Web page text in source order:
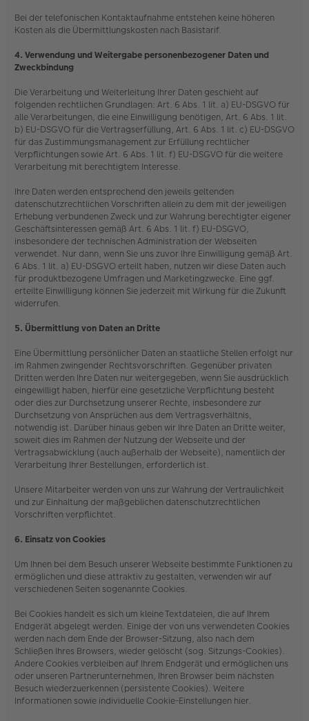
Bei der telefonischen Kontaktaufnahme entstehen keine höheren
Kosten als die Übermittlungskosten nach Basistarif.
4. Verwendung und Weitergabe personenbezogener Daten und
Zweckbindung
Die Verarbeitung und Weiterleitung Ihrer Daten geschieht auf
folgenden rechtlichen Grundlagen: Art. 6 Abs. 1 lit. a) EU-DSGVO für
alle Verarbeitungen, die eine Einwilligung benötigen, Art. 6 Abs. 1 lit.
b) EU-DSGVO für die Vertragserfüllung, Art. 6 Abs. 1 lit. c) EU-DSGVO
für das Zustimmungsmanagement zur Erfüllung rechtlicher
Verpflichtungen sowie Art. 6 Abs. 1 lit. f) EU-DSGVO für die weitere
Verarbeitung mit berechtigtem Interesse.
Ihre Daten werden entsprechend den jeweils geltenden
datenschutzrechtlichen Vorschriften allein zu dem mit der jeweiligen
Erhebung verbundenen Zweck und zur Wahrung berechtigter eigener
Geschäftsinteressen gemäß Art. 6 Abs. 1 lit. f) EU-DSGVO,
insbesondere der technischen Administration der Webseiten
verwendet. Nur dann, wenn Sie uns zuvor Ihre Einwilligung gemäß Art.
6 Abs. 1 lit. a) EU-DSGVO erteilt haben, nutzen wir diese Daten auch
für produktbezogene Umfragen und Marketingzwecke. Eine ggf.
erteilte Einwilligung können Sie jederzeit mit Wirkung für die Zukunft
widerrufen.
5. Übermittlung von Daten an Dritte
Eine Übermittlung persönlicher Daten an staatliche Stellen erfolgt nur
im Rahmen zwingender Rechtsvorschriften. Gegenüber privaten
Dritten werden Ihre Daten nur weitergegeben, wenn Sie ausdrücklich
eingewilligt haben, hierfür eine gesetzliche Verpflichtung besteht
oder dies zur Durchsetzung unserer Rechte, insbesondere zur
Durchsetzung von Ansprüchen aus dem Vertragsverhältnis,
notwendig ist. Darüber hinaus geben wir Ihre Daten an Dritte weiter,
soweit dies im Rahmen der Nutzung der Webseite und der
Vertragsabwicklung (auch außerhalb der Webseite), namentlich der
Verarbeitung Ihrer Bestellungen, erforderlich ist.
Unsere Mitarbeiter werden von uns zur Wahrung der Vertraulichkeit
und zur Einhaltung der maßgeblichen datenschutzrechtlichen
Vorschriften verpflichtet.
6. Einsatz von Cookies
Um Ihnen bei dem Besuch unserer Webseite bestimmte Funktionen zu
ermöglichen und diese attraktiv zu gestalten, verwenden wir auf
verschiedenen Seiten sogenannte Cookies.
Bei Cookies handelt es sich um kleine Textdateien, die auf Ihrem
Endgerät abgelegt werden. Einige der von uns verwendeten Cookies
werden nach dem Ende der Browser-Sitzung, also nach dem
Schließen Ihres Browsers, wieder gelöscht (sog. Sitzungs-Cookies).
Andere Cookies verbleiben auf Ihrem Endgerät und ermöglichen uns
oder unseren Partnerunternehmen, Ihren Browser beim nächsten
Besuch wiederzuerkennen (persistente Cookies). Weitere
Informationen sowie individuelle Cookie-Einstellungen hier.